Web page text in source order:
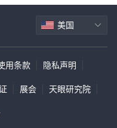
美国
用条款 隐私声明
展会 天眼研究院